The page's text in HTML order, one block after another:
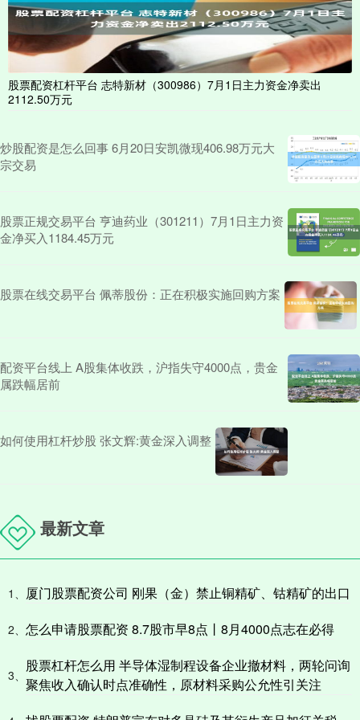
股票配资杠杆平台 志特新材（300986）7月1日主力资金净卖出
2112.50万元
炒股配资是怎么回事 6月20日安凯微现406.98万元大
宗交易
股票正规交易平台 亨迪药业（301211）7月1日主力资
金净买入1184.45万元
股票在线交易平台 佩蒂股份：正在积极实施回购方案
配资平台线上 A股集体收跌，沪指失守4000点，贵金
属跌幅居前
如何使用杠杆炒股 张文辉:黄金深入调整
最新文章
1、 厦门股票配资公司 刚果（金）禁止铜精矿、钴精矿的出口
2、 怎么申请股票配资 8.7股市早8点丨8月4000点志在必得
3、
股票杠杆怎么用 半导体湿制程设备企业撤材料，两轮问询
聚焦收入确认时点准确性，原材料采购公允性引关注